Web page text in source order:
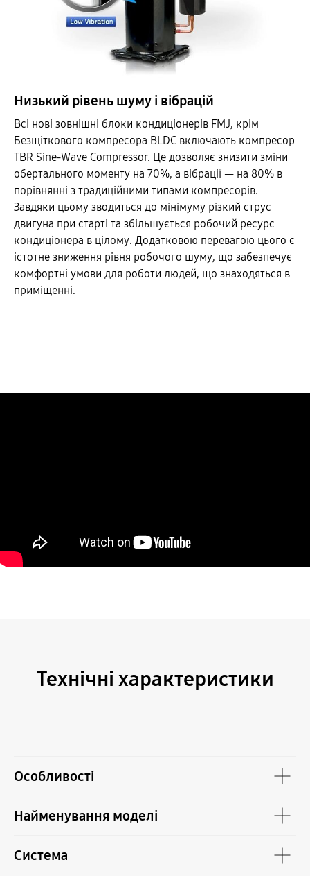
Низький рівень шуму і вібрацій
Всі нові зовнішні блоки кондиціонерів FMJ, крім
Безщіткового компресора BLDC включають компресор
TBR Sine-Wave Compressor. Це дозволяє знизити зміни
обертального моменту на 70%, а вібрації — на 80% в
порівнянні з традиційними типами компресорів.
Завдяки цьому зводиться до мінімуму різкий струс
двигуна при старті та збільшується робочий ресурс
кондиціонера в цілому. Додатковою перевагою цього є
істотне зниження рівня робочого шуму, що забезпечує
комфортні умови для роботи людей, що знаходяться в
приміщенні.
Технічні характеристики
Особливості
Найменування моделі
Система